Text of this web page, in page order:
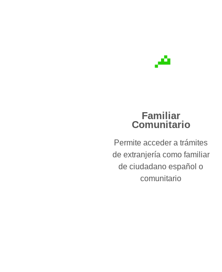
Familiar
Comunitario
Permite acceder a trámites
de extranjería como familiar
de ciudadano español o
comunitario